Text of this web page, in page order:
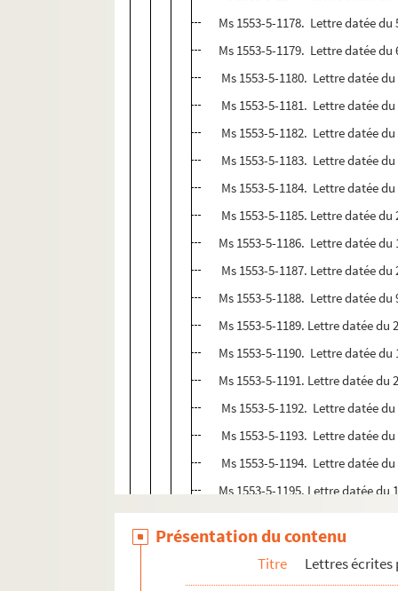
Ms 1553-5-1178. Lettre datée du
Ms 1553-5-1179. Lettre datée du
Ms 1553-5-1180. Lettre datée
Ms 1553-5-1181. Lettre datée
Ms 1553-5-1182. Lettre datée
Ms 1553-5-1183. Lettre datée
Ms 1553-5-1184. Lettre datée
Ms 1553-5-1185. Lettre datée du
Ms 1553-5-1186. Lettre datée
Ms 1553-5-1187. Lettre datée
Ms 1553-5-1188. Lettre datée du
Ms 1553-5-1189. Lettre datée du
Ms 1553-5-1190. Lettre datée du
Ms 1553-5-1191. Lettre datée du
Ms 1553-5-1192. Lettre datée
Ms 1553-5-1193. Lettre datée
Ms 1553-5-1194. Lettre datée
Ms 1553-5-1195. Lettre datée du
Ms 1553-5-1197. Lettre datée du
Ms 1553-5-1198. Lettre datée
Présentation du contenu
Titre Lettres écrites